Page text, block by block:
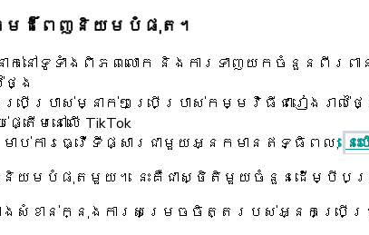
មដ៏ពេញនិយមបំផុត។
ាក់នៅទូទាំងពិភពលោក និងការទាញយកចំនួនពីរព
ងៃ
រើប្រាស់ម្នាក់ៗប្រើប្រាស់កម្មវិធីជារៀងរាល់ថ្
ើមនៅលើ TikTok
រាប់ការធ្វើទីផ្សារជាមួយអ្នកមានឥទ្ធិពល; ន
និយមបំផុតមួយ។ នេះគឺជាស្ថិតិមួយចំនួនដើម្បីប
ាងសំខាន់ក្នុងការសម្រេចចិត្តរបស់អ្នកប្រើប្